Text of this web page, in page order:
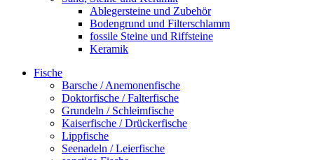
Ablegersteine und Zubehör
Bodengrund und Filterschlamm
fossile Steine und Riffsteine
Keramik
Fische
Barsche / Anemonenfische
Doktorfische / Falterfische
Grundeln / Schleimfische
Kaiserfische / Drückerfische
Lippfische
Seenadeln / Leierfische